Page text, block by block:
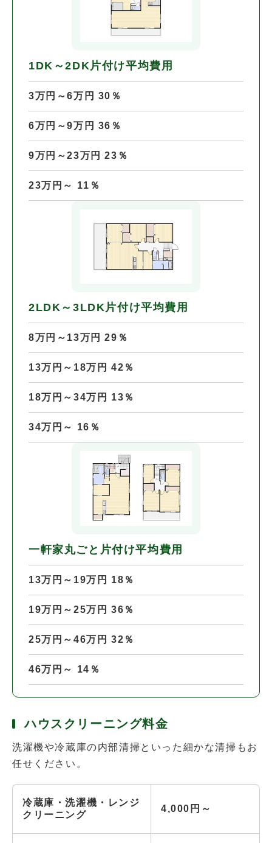
1DK～2DK片付け平均費用
3万円～6万円 30％
6万円～9万円 36％
9万円～23万円 23％
23万円～ 11％
2LDK～3LDK片付け平均費用
8万円～13万円 29％
13万円～18万円 42％
18万円～34万円 13％
34万円～ 16％
一軒家丸ごと片付け平均費用
13万円～19万円 18％
19万円～25万円 36％
25万円～46万円 32％
46万円～ 14％
ハウスクリーニング料金
洗濯機や冷蔵庫の内部清掃といった細かな清掃もお
任せください。
冷蔵庫・洗濯機・レンジ
クリーニング
4,000円～